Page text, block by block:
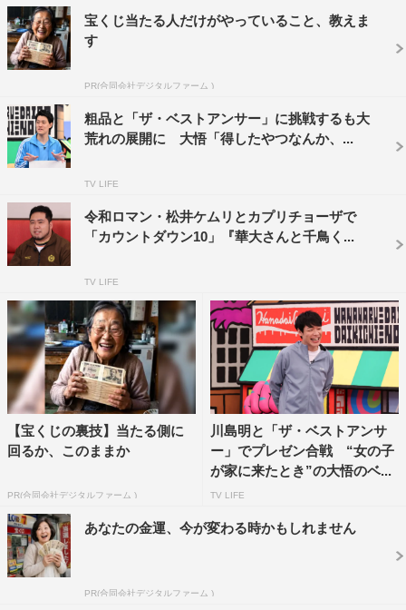
ゼン合戦。最終的には、討論を聞いた一般審査員30人がベ
ストアンサーだと思う回答に投票し、最も得票数の多かっ
た人が賞金を獲得する。賞金は1票ごとに5000円、満票の
30票を集めることができた時には100万円獲得となる。
ゲストのケムリは、以前この企画に挑戦した相方・くるま
が、ディベート力を武器に大活躍したことを受け、「僕も
結構強いですよ」と序盤から自信満々。さらに「彼は慶応
中退、僕は慶応法学部を卒業していますから、ほとんど弁
護士です」と言い切り、スタジオをざわつかせる。
せるなら…何がベスト？」では、ケムリがまさかの「千鳥
弁」と回答。「若者が普通に『○○じゃ』とか千鳥さんの
言葉を使うのが、すごく恥ずかしい」と主張し、千鳥の2
人は「素晴らしいことやん！」「誰がおまえ恥ずかしいん
じゃ！」と即反論。さらにノブは「お笑いを超えて文化に
なった」と語り、久々に“あの言葉”を全力披露する。一
方、山内は流行中の恋愛リアリティーショーをバッサリ否
定。濱家まで賛同し、恋愛リアリティーショーのオファー
にまつわる意外な裏話も飛び出す。
続くお題は、「サッカーワールドカップを盛り上げるため
に1つだけルールを追加…何がベスト？」。ノブはサッカ
ーには欠かせない“応援の音”にまつわるアイデアを提案
宝くじ当たる人だけがやっていること、教えま
す
PR(合同会社デジタルファーム )
粗品と「ザ・ベストアンサー」に挑戦するも大
荒れの展開に 大悟「得したやつなんか、...
TV LIFE
令和ロマン・松井ケムリとカプリチョーザで
「カウントダウン10」『華大さんと千鳥く...
TV LIFE
【宝くじの裏技】当たる側に
回るか、このままか
PR(合同会社デジタルファーム )
川島明と「ザ・ベストアンサ
ー」でプレゼン合戦 “女の子
が家に来たとき”の大悟のベ...
TV LIFE
あなたの金運、今が変わる時かもしれません
PR(合同会社デジタルファーム )